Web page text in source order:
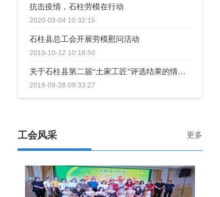
抗击疫情，石柱劳模在行动
2020-03-04 10:32:15
石柱县总工会开展劳模慰问活动
2019-10-12 10:18:50
关于石柱县第二届“土家工匠”评选结果的情况通报
2019-09-28 09:33:27
工会风采 更多